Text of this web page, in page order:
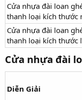
Cửa nhựa đài loan
thanh loại kích thước
Cửa nhựa đài loan
thanh loại kích thước
Cửa nhựa đài
Diễn Giải